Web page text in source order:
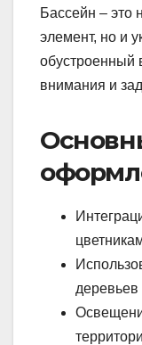
Бассейн – это
элемент, но и
обустроенный
внимания и
деревьев